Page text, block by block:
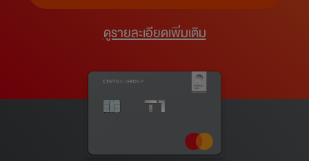
ดูรายละเอียดเพิ่มเติม